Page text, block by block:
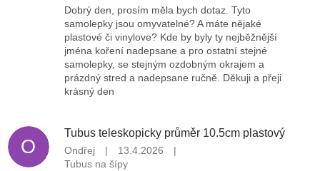
Dobrý den, prosím měla bych dotaz. Tyto
samolepky jsou omyvatelné? A máte nějaké
plastové či vinylove? Kde by byly ty nejběžnější
jména koření nadepsane a pro ostatní stejné
samolepky, se stejným ozdobným okrajem a
prázdný stred a nadepsane ručně. Děkuji a přeji
krásný den
O
Tubus teleskopicky průměr 10.5cm plastový
Ondřej | 13.4.2026
|
Tubus na šípy